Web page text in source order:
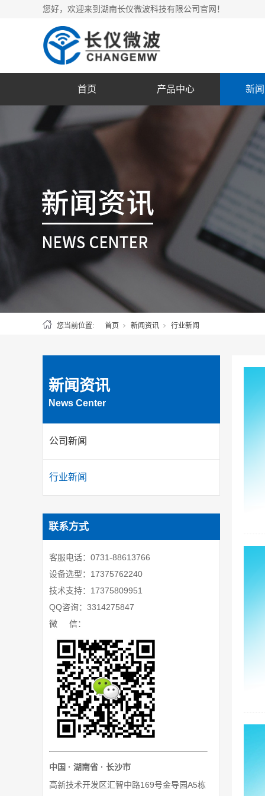
您好，欢迎来到湖南长仪微波科技有限公司官网！
首页 产品中心 新
您当前位置: 首页 新闻资讯 行业新闻
新闻资讯
News Center
公司新闻
行业新闻
联系方式
客服电话：0731-88613766
设备选型：17375762240
技术支持：17375809951
QQ咨询：3314275847
微 信：
中国 · 湖南省 · 长沙市
高新技术开发区汇智中路169号金导园A5栋